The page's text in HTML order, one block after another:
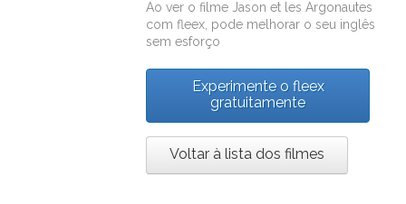
Ao ver o filme Jason et les Argonautes
comfleex , pode melhorar o seu inglês
sem esforço
Experimente o fleex
gratuitamente
Voltar à lista dos filmes